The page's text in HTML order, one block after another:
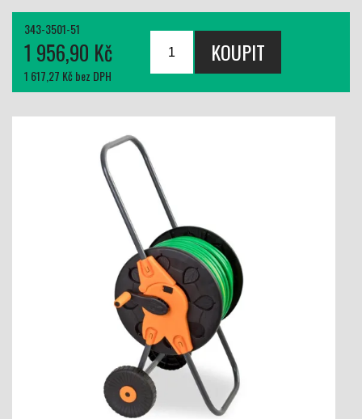
343-3501-51
1 956,90 Kč
1 617,27 Kč bez DPH